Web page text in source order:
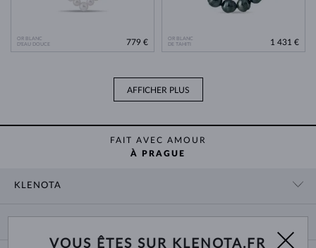
OR BLANC
D'EAU DOUCE
779 €
OR BLANC
DE TAHITI
1 431 €
AFFICHER PLUS
FAIT AVEC AMOUR
À PRAGUE
KLENOTA
VOUS ÊTES SUR KLENOTA.FR